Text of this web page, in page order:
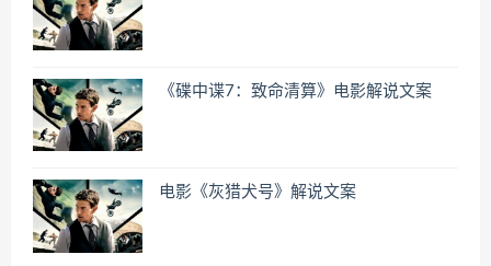
《碟中谍7：致命清算》电影解说文案
电影《灰猎犬号》解说文案